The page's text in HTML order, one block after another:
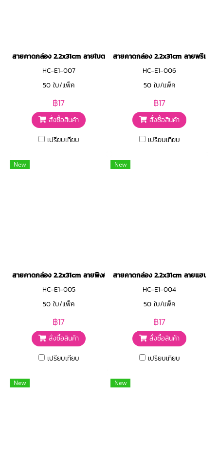
สายคาดกล่อง 2.2x31cm ลายใบตองทอง
HC-E1-007
50 ใบ/แพ็ค
฿17
สั่งซื้อสินค้า
เปรียบเทียบ
สายคาดกล่อง 2.2x31cm ลายพรีเมี่ย
HC-E1-006
50 ใบ/แพ็ค
฿17
สั่งซื้อสินค้า
เปรียบเทียบ
New
สายคาดกล่อง 2.2x31cm ลายพิงค์บราวน์
HC-E1-005
50 ใบ/แพ็ค
฿17
สั่งซื้อสินค้า
เปรียบเทียบ
New
สายคาดกล่อง 2.2x31cm ลายแฮปปี้
HC-E1-004
50 ใบ/แพ็ค
฿17
สั่งซื้อสินค้า
เปรียบเทียบ
New New